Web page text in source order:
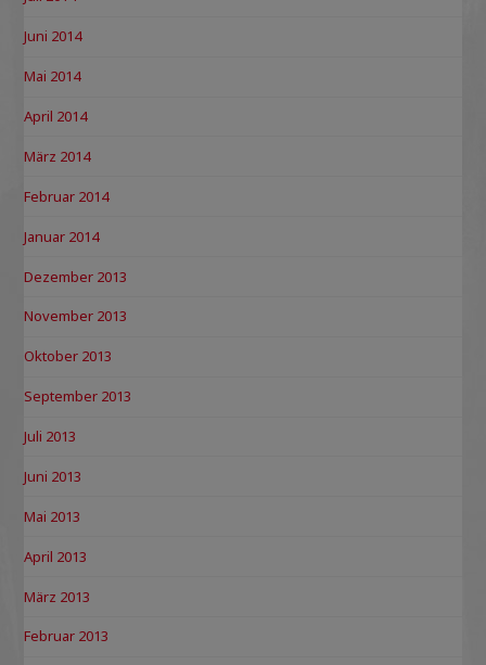
Juni 2014
Mai 2014
April 2014
März 2014
Februar 2014
Januar 2014
Dezember 2013
November 2013
Oktober 2013
September 2013
Juli 2013
Juni 2013
Mai 2013
April 2013
März 2013
Februar 2013